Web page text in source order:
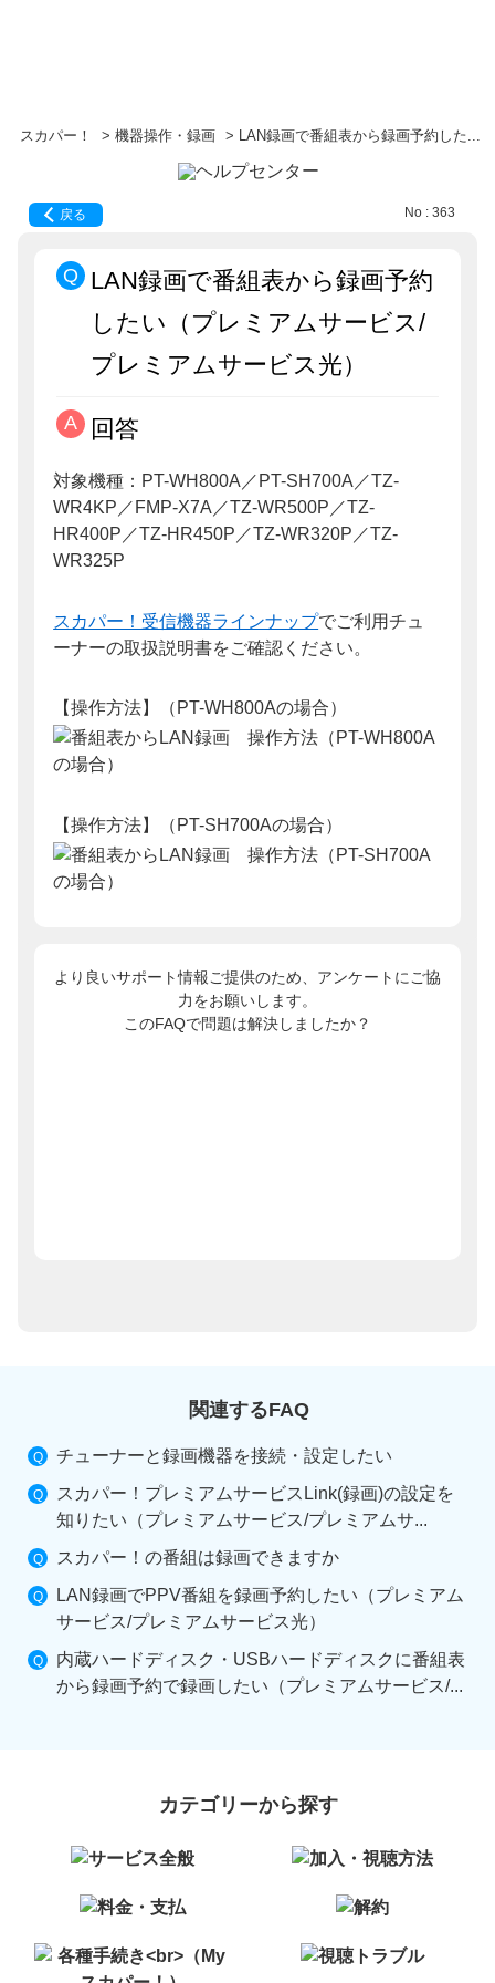
スカパー！ > 機器操作・録画 > LAN録画で番組表から録画予約した...
戻る No : 363
LAN録画で番組表から録画予約
したい（プレミアムサービス/
プレミアムサービス光）
回答
対象機種：PT-WH800A／PT-SH700A／TZ-
WR4KP／FMP-X7A／TZ-WR500P／TZ-
HR400P／TZ-HR450P／TZ-WR320P／TZ-
WR325P
スカパー！受信機器ラインナップでご利用チュ
ーナーの取扱説明書をご確認ください。
【操作方法】（PT-WH800Aの場合）
【操作方法】（PT-SH700Aの場合）
より良いサポート情報ご提供のため、アンケートにご協
力をお願いします。
このFAQで問題は解決しましたか？
関連するFAQ
チューナーと録画機器を接続・設定したい
スカパー！プレミアムサービスLink(録画)の設定を
知りたい（プレミアムサービス/プレミアムサ...
スカパー！の番組は録画できますか
LAN録画でPPV番組を録画予約したい（プレミアム
サービス/プレミアムサービス光）
内蔵ハードディスク・USBハードディスクに番組表
から録画予約で録画したい（プレミアムサービス/...
カテゴリーから探す